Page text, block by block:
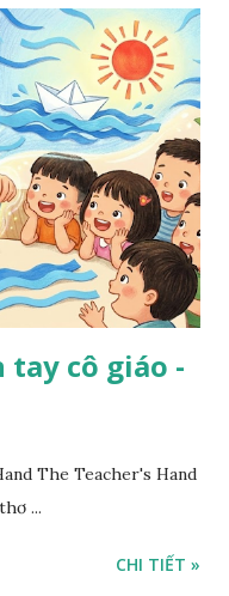
tay cô giáo -
The Teacher's Hand
...
CHI TIẾT »